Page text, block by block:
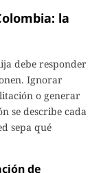
la
debe responder
Ignorar
o generar
se describe cada
sepa qué
de